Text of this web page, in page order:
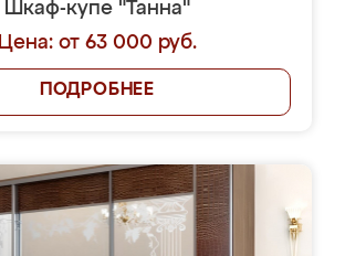
Шкаф-купе "Танна"
Цена: от 63 000 руб.
ПОДРОБНЕЕ